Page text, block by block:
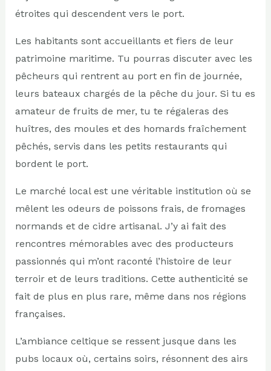
étroites qui descendent vers le port.
Les habitants sont accueillants et fiers de leur
patrimoine maritime. Tu pourras discuter avec les
pêcheurs qui rentrent au port en fin de journée,
leurs bateaux chargés de la pêche du jour. Si tu es
amateur de fruits de mer, tu te régaleras des
huîtres, des moules et des homards fraîchement
pêchés, servis dans les petits restaurants qui
bordent le port.
Le marché local est une véritable institution où se
mêlent les odeurs de poissons frais, de fromages
normands et de cidre artisanal. J’y ai fait des
rencontres mémorables avec des producteurs
passionnés qui m’ont raconté l’histoire de leur
terroir et de leurs traditions. Cette authenticité se
fait de plus en plus rare, même dans nos régions
françaises.
L’ambiance celtique se ressent jusque dans les
pubs locaux où, certains soirs, résonnent des airs